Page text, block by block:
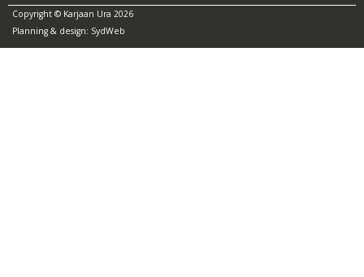
Copyright © Karjaan Ura 2026
Planning & design: SydWeb